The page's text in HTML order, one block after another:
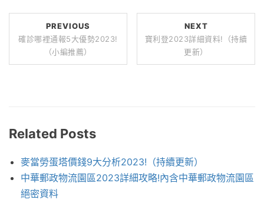
PREVIOUS
確診哪裡通報5大優勢2023!
（小編推薦）
NEXT
寶利登2023詳細資料!（持續
更新）
Related Posts
麥當勞蛋塔價錢9大分析2023!（持續更新）
中華郵政物流園區2023詳細攻略!內含中華郵政物流園區
絕密資料